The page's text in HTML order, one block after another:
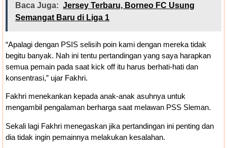
Baca Juga: Jersey Terbaru, Borneo FC Usung
Semangat Baru di Liga 1
“Apalagi dengan PSIS selisih poin kami dengan mereka tidak
begitu banyak. Nah ini tentu pertandingan yang saya harapkan
semua pemain pada saat kick off itu harus berhati-hati dan
konsentrasi,” ujar Fakhri.
Fakhri menekankan kepada anak-anak asuhnya untuk
mengambil pengalaman berharga saat melawan PSS Sleman.
Sekali lagi Fakhri menegaskan jika pertandingan ini penting dan
dia tidak ingin pemainnya melakukan kesalahan.